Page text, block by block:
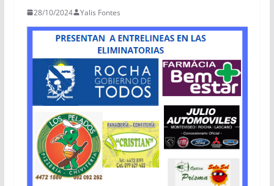
28/10/2024 Yalis Fontes